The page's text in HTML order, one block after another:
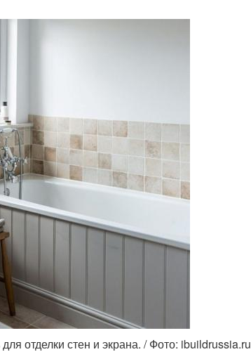
отделки стен и экрана. / Фото: ibuildrussia.ru